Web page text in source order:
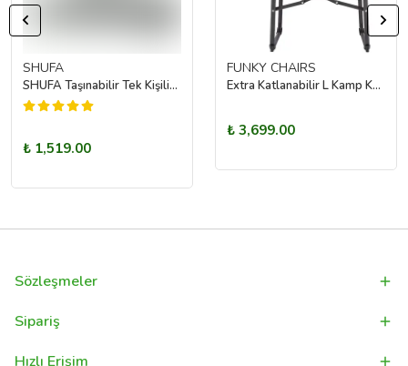
SHUFA
SHUFA Taşınabilir Tek Kişilik Şişme Koltuk (Ayak Dayama ve El Pompası Dahil)
₺ 1,519.00
FUNKY CHAIRS
Extra Katlanabilir L Kamp Koltuğu – Toprak
₺ 3,699.00
Sözleşmeler
Sipariş
Hızlı Erişim